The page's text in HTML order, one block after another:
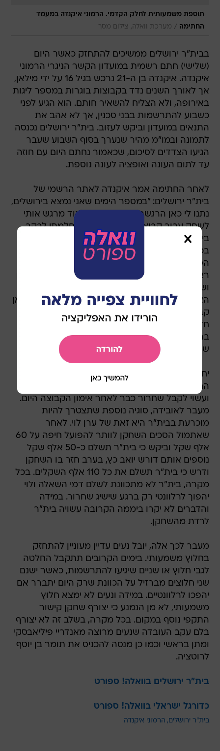
תוספת משמעותית לחלק הקדמי. הרמוני איקנדה במעמד
החתימה / מערכת וואלה, צילום מסך
בבית"ר ירושלים ממשיכים להתחזק כאשר היום
(שלישי) חתם רשמית במועדון הקשר הניגרי הרמוני
איקנדה. איקנדה בן ה-21 נרכש בגיל 16 על ידי מילאן,
אך לאורך השנים נדד בקבוצות בוגרות במספר ליגות
באירופה, ולא הצליח להשאיר חותם. הוא הגיע לפני
כשבוע להתרשמות בבני סכנין, אך לא אהב את
התנאים במועדון וביקש לעזוב. בית"ר ירושלים נכנסה
לתמונה ובמו"מ מהיר שנערך בסוף השבוע שעבר
הגיעו הצדדים לסיכום, שכאמור נחתם היום עם חוזה
עד לתום העונה ואופציה לעונה נוספת.
לאחר החתימה אמר איקנדה לאתר הרשמי של
בית"ר ירושלים: "במספר הימים שאני נמצא בירושלים,
נתנו לי כאן הרגשה ביתית מאוד. מאוד מרגש אותי
לשחק עבור קבוצה מירושלים, כילד חלמתי לבקר
בירושלים ובארץ הקודש ועבורי יש משמעות גדולה
בכך שאני משחק בקבוצה המייצגת את ירושלים.
הספקתי להתעדכן על ההיסטוריה של הקבוצה ואף
ראיתי את הקהל במשחק מול אשדוד. גדלתי במילאן
ושיחקתי לצד שחקנים מהטובים בעולם, אבל עבורי
האתגר האמיתי הוא להצליח בבית"ר ירושלים, יש כאן
קבוצה צעירה ושמחה שיודעת לקבל שחקנים
חדשים. יש לי המון ציפיות גם ברמה האישית וגם
ברמה הקבוצתית ואני מאוד מקווה להשתלב כמה
שיותר מהר בקבוצה ולעזור".
יחד עם איקנדה הצטרף לאימוני בית"ר ירושלים
החלוץ הניגרי עמנואל אובידה, אך החלוץ לא הרשים
ועשוי לקבל שחרור כבר לאחר אימון הקבוצה היום.
מעבר לאובידה, סוגיה נוספת שתצטרך להיות
מוכרעת בבית"ר היא זאת של ערן לוי. לאחר
שאתמול הסכים השחקן לוותר להפועל חיפה על 60
אלף שקל וביקש כי בית"ר תשלם כ-50 אלף שקל
נוספים אותם דורש יואב כץ, בערב חזר בו השחקן
ודרש כי בית"ר תשלם את כל 110 אלף השקלים. בכל
מקרה, בית"ר לא מתכוונת לשלם דמי השאלה ולוי
יהפוך לרלוונטי רק ברגע שישיג שחרור. במידה
והדברים לא יקרו ביממה הקרובה עשויה בית"ר
לרדת מהשחקן.
מעבר לכך אלה, יובל נעים עדיין מעוניין להתחזק
בחלוץ משמעותי. בימים הקרובים תתקבל החלטה
לגבי חלוץ או שניים שיגיעו להתרשמות, כאשר ישנם
שני חלוצים מברזיל על הכוונת שרק היום יתברר אם
יהפכו לרלוונטיים. במידה ונעים לא ימצא חלוץ
משמעותי, לא מן הנמנע כי יצורף שחקן קישור
התקפי נוסף במקום. בכל מקרה, בשלב זה לא יצורף
בלם עקב העובדה שנעים מרוצה מאנדריי פיליאבסקי
ומתן בראשי וכמו כן מנסה להכניס את תומר בן יוסף
לרוטציה.
בית"ר ירושלים בוואלה! ספורט
כדורגל ישראלי בוואלה! ספורט
בית"ר ירושלים הרמוני איקנדה